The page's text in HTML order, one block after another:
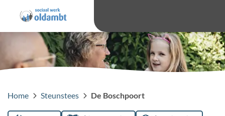
Home Steunstees De Boschpoort